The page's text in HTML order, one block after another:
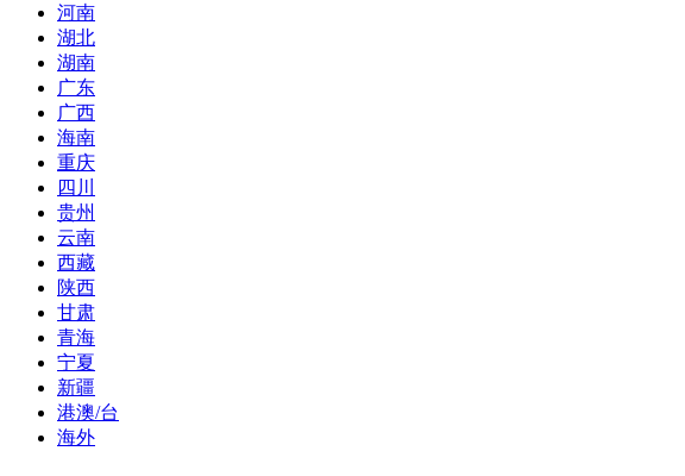
河南
湖北
湖南
广东
广西
海南
重庆
四川
贵州
云南
西藏
陕西
甘肃
青海
宁夏
新疆
港澳/台
海外